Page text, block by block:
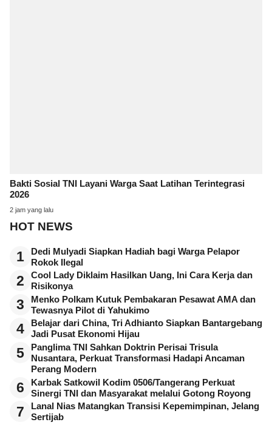
Bakti Sosial TNI Layani Warga Saat Latihan Terintegrasi
2026
2 jam yang lalu
HOT NEWS
1
Dedi Mulyadi Siapkan Hadiah bagi Warga Pelapor
Rokok Ilegal
2
Cool Lady Diklaim Hasilkan Uang, Ini Cara Kerja dan
Risikonya
3
Menko Polkam Kutuk Pembakaran Pesawat AMA dan
Tewasnya Pilot di Yahukimo
4
Belajar dari China, Tri Adhianto Siapkan Bantargebang
Jadi Pusat Ekonomi Hijau
5
Panglima TNI Sahkan Doktrin Perisai Trisula
Nusantara, Perkuat Transformasi Hadapi Ancaman
Perang Modern
6
Karbak Satkowil Kodim 0506/Tangerang Perkuat
Sinergi TNI dan Masyarakat melalui Gotong Royong
7
Lanal Nias Matangkan Transisi Kepemimpinan, Jelang
Sertijab